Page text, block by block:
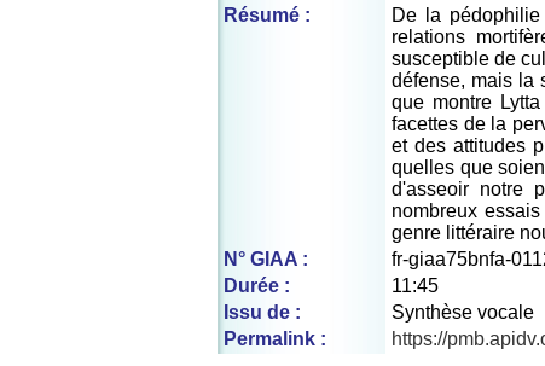
Résumé :
De la
relations
susceptible de
défense, mais la
que montre
facettes de la
et des attitudes
quelles que
d'asseoir notre
nombreux
genre littéraire
N° GIAA :
fr-giaa75bnfa-
Durée :
11:45
Issu de :
Synthèse vocale
Permalink :
https://